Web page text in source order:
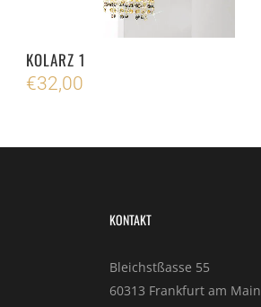
KOLARZ 1
€32,00
KONTAKT
Bleichstßasse 55
60313 Frankfurt am Main